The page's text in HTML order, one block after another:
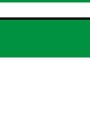
膜蛋白(EMP)ELISA试
动开启